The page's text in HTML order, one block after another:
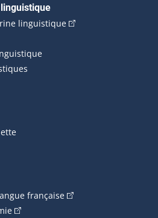
linguistique(Cet hyperlien
française(Cet hyperlien
(Cet hyperlien externe s'ouvrira